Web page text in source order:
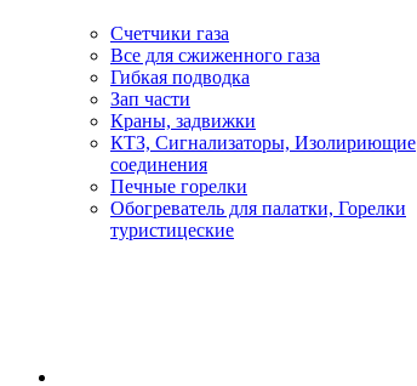
Счетчики газа
Все для сжиженного газа
Гибкая подводка
Зап части
Краны, задвижки
КТЗ, Сигнализаторы, Изолириющие
соединения
Печные горелки
Обогреватель для палатки, Горелки
туристицеские